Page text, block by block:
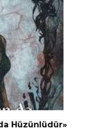
Hüzünlüdür»